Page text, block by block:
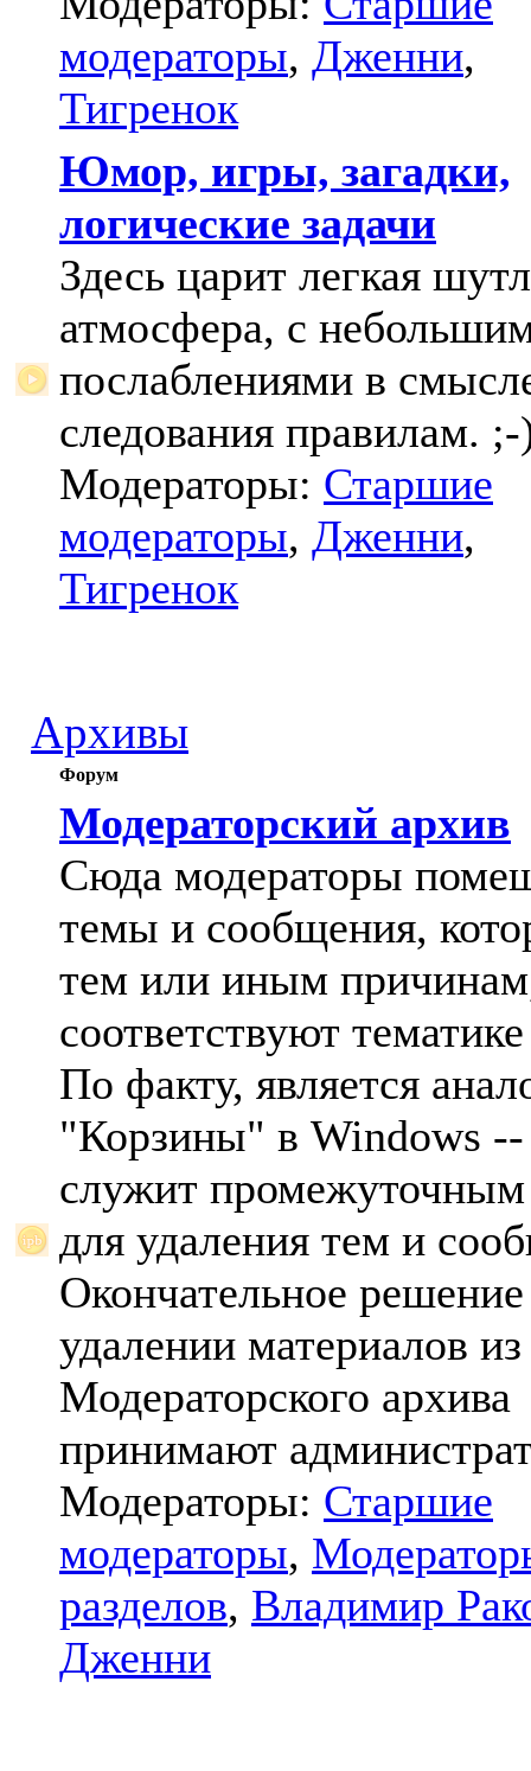
модераторы, Дженни,
Тигренок
Юмор, игры, загадки,
логические задачи
Здесь царит легкая
атмосфера, с
послаблениями в
следования правилам.
Модераторы: Старшие
модераторы, Дженни,
Тигренок
Архивы
Форум
Модераторский архив
Сюда модераторы
темы и сообщения,
тем или иным
соответствуют
По факту, является
"Корзины" в Windows --
служит промежуточным
для удаления тем и
Окончательное
удалении материалов из
Модераторского архива
принимают
Модераторы: Старшие
модераторы,
разделов, Владимир
Дженни